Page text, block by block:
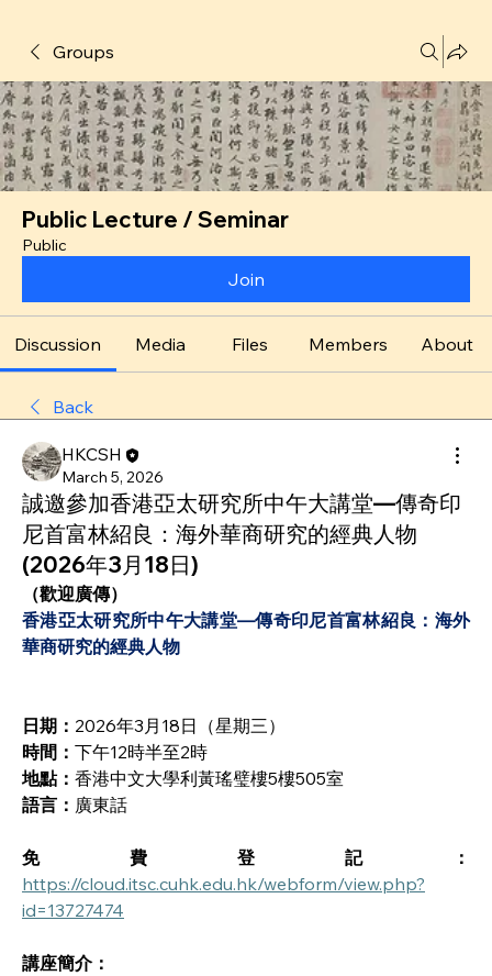
Groups
Public Lecture / Seminar
Public
Join
Discussion Media Files Members About
Back
HKCSH
March 5, 2026
誠邀參加香港亞太研究所中午大講堂—傳奇印
尼首富林紹良：海外華商研究的經典人物
(2026年3月18日)
（歡迎廣傳）
香港亞太研究所中午大講堂—傳奇印尼首富林紹良：海外
華商研究的經典人物
日期： 2026年3月18日（星期三）
時間： 下午12時半至2時
地點： 香港中文大學利黃瑤璧樓5樓505室
語言： 廣東話
免費登記：
https://cloud.itsc.cuhk.edu.hk/webform/view.php?
id=13727474
講座簡介：